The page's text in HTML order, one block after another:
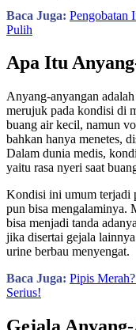
Baca Juga: Pengobatan
Pulih
Apa Itu
Anyang-anyangan
merujuk pada kondisi di
buang air kecil, namun
bahkan hanya menetes,
Dalam dunia medis,
yaitu rasa nyeri saat
Kondisi ini umum terjadi
pun bisa mengalaminya.
bisa menjadi tanda
jika disertai gejala
urine berbau menyengat.
Baca Juga: Pipis
Serius!